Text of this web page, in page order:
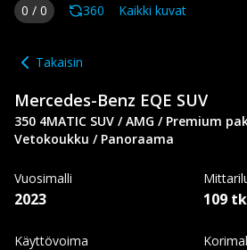
0 / 0 360 Kaikki kuvat
Takaisin
Mercedes-Benz EQE SUV
350 4MATIC SUV / AMG / Premium
Vetokoukku / Panoraama
Vuosimalli
2023 109
Käyttövoima